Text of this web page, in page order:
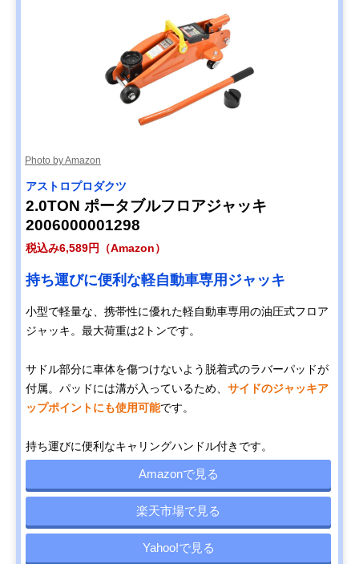
Photo by Amazon
アストロプロダクツ
2.0TON ポータブルフロアジャッキ
2006000001298
税込み6,589円（Amazon）
持ち運びに便利な軽自動車専用ジャッキ
小型で軽量な、携帯性に優れた軽自動車専用の油圧式フロア
ジャッキ。最大荷重は2トンです。
サドル部分に車体を傷つけないよう脱着式のラバーパッドが
付属。パッドには溝が入っているため、 サイドのジャッキア
ップポイントにも使用可能です。
持ち運びに便利なキャリングハンドル付きです。
Amazonで見る
楽天市場で見る
Yahoo!で見る